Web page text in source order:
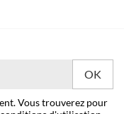
Vous trouverez pour